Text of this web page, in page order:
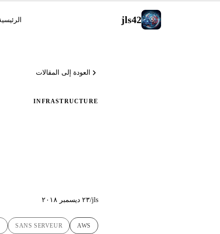
jls42
العودة إلى المقالات
INFRASTRUCTURE
jls
/٢٣ ديسمبر ٢٠١٨
AWS
SANS SERVEUR